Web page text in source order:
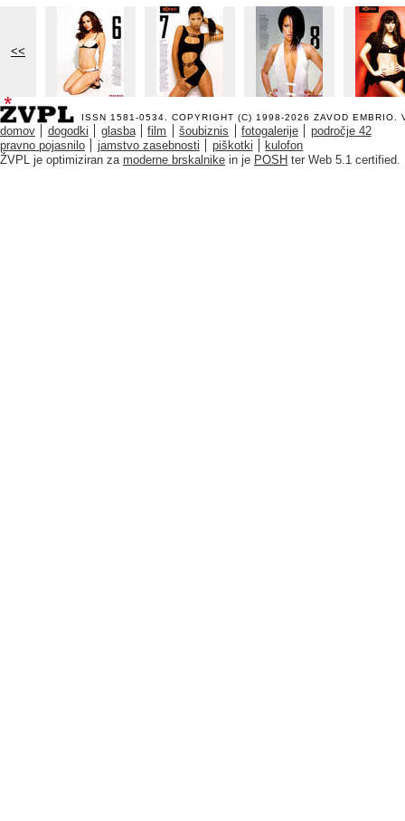
<<
ISSN 1581-0534. COPYRIGHT (C) 1998-2026 ZAVOD EMBRIO .
domov dogodki glasba film šoubiznis fotogalerije
področje 42
pravno pojasnilo
jamstvo zasebnosti piškotki
kulofon
ŽVPL je optimiziran za moderne brskalnike in je POSH ter Web 5.1 certified.